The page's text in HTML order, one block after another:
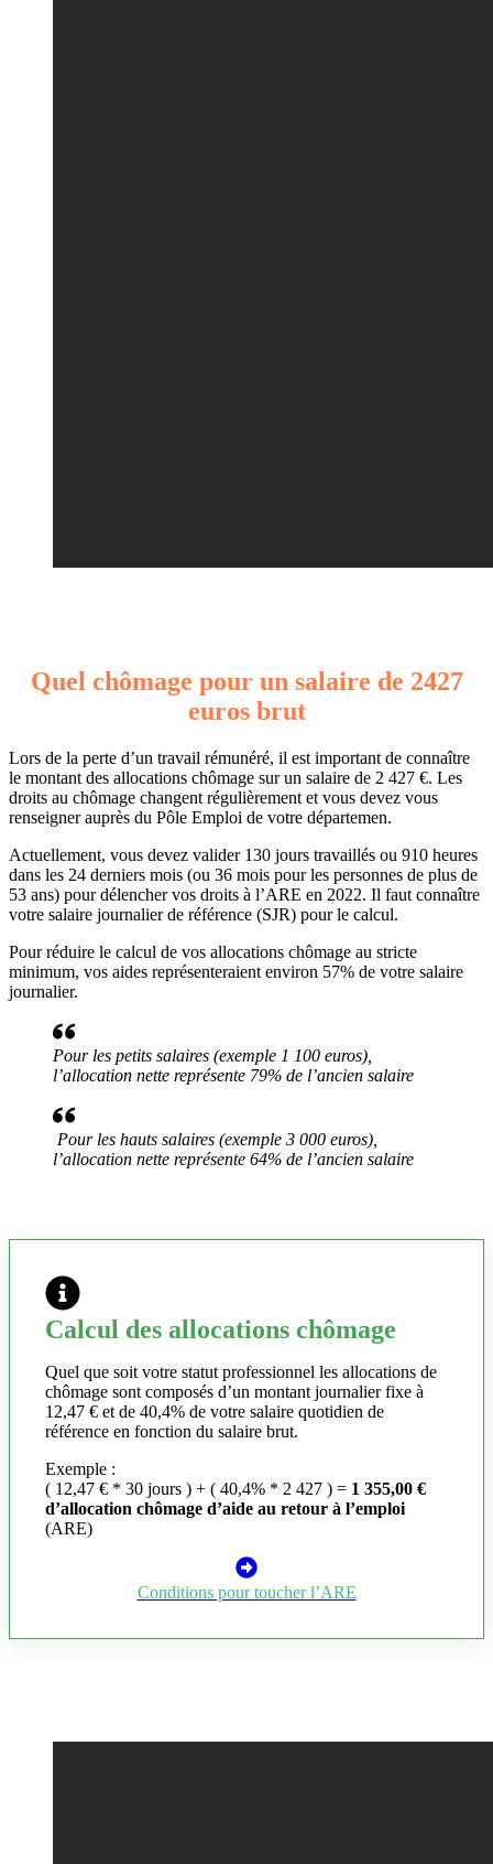
Quel chômage pour un salaire de 2427
euros brut
Lors de la perte d’un travail rémunéré, il est important de connaître
le montant des allocations chômage sur un salaire de 2 427 €. Les
droits au chômage changent régulièrement et vous devez vous
renseigner auprès du Pôle Emploi de votre départemen.
Actuellement, vous devez valider 130 jours travaillés ou 910 heures
dans les 24 derniers mois (ou 36 mois pour les personnes de plus de
53 ans) pour délencher vos droits à l’ARE en 2022. Il faut connaître
votre salaire journalier de référence (SJR) pour le calcul.
Pour réduire le calcul de vos allocations chômage au stricte
minimum, vos aides représenteraient environ 57% de votre salaire
journalier.
Pour les petits salaires (exemple 1 100 euros),
l’allocation nette représente 79% de l’ancien salaire
Pour les hauts salaires (exemple 3 000 euros),
l’allocation nette représente 64% de l’ancien salaire
Calcul des allocations chômage
Quel que soit votre statut professionnel les allocations de
chômage sont composés d’un montant journalier fixe à
12,47 € et de 40,4% de votre salaire quotidien de
référence en fonction du salaire brut.
Exemple :
( 12,47 € * 30 jours ) + ( 40,4% * 2 427 ) = 1 355,00 €
d’allocation chômage d’aide au retour à l’emploi
(ARE)
Conditions pour toucher l’ARE